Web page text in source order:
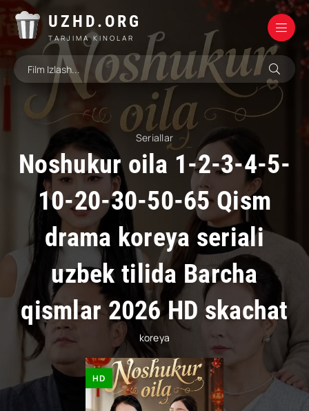
UZHD.ORG
TARJIMA KINOLAR
Seriallar
Noshukur oila 1-2-3-4-5-
10-20-30-50-65 Qism
drama koreya seriali
uzbek tilida Barcha
qismlar 2026 HD skachat
koreya
HD